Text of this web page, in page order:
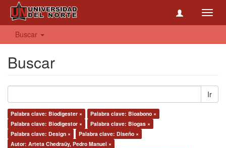
Buscar
Buscar
Ir
Palabra clave: Biodigester ×
Palabra clave: Bioabono ×
Palabra clave: Biodigestor ×
Palabra clave: Biogas ×
Palabra clave: Design ×
Palabra clave: Diseño ×
Autor: Arteta Chedraüy, Pedro Manuel ×